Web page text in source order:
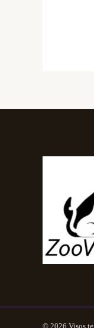
© 2026 Visos